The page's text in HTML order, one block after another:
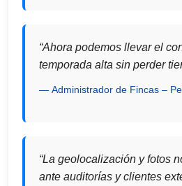
“Ahora podemos llevar el
temporada alta sin perder
Administrador de Fincas –
“La geolocalización y fotos
ante auditorías y clientes